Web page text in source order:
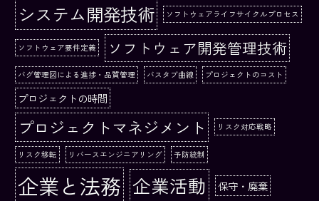
システム開発技術 ソフトウェアライフサイクルプロセス
ソフトウェア要件定義 ソフトウェア開発管理技術
バグ管理図による進捗・品質管理 バスタブ曲線 プロジェクトのコスト
プロジェクトの時間
プロジェクトマネジメント リスク対応戦略
リスク移転 リバースエンジニアリング 予防統制
企業と法務 企業活動 保守・廃棄